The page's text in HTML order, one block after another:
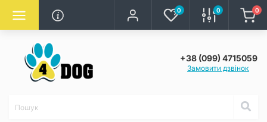
0 0 0
+38 (099) 4715059
Замовити дзвінок